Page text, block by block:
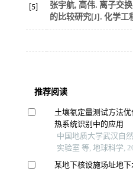
[5]
张宇航, 高伟. 离子交
的比较研究[J]. 化学工